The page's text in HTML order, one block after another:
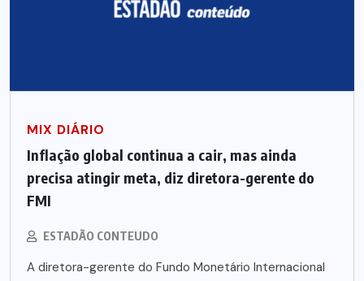
MIX DIÁRIO
Inflação global continua a cair, mas ainda
precisa atingir meta, diz diretora-gerente do
FMI
ESTADÃO CONTEUDO
A diretora-gerente do Fundo Monetário Internacional